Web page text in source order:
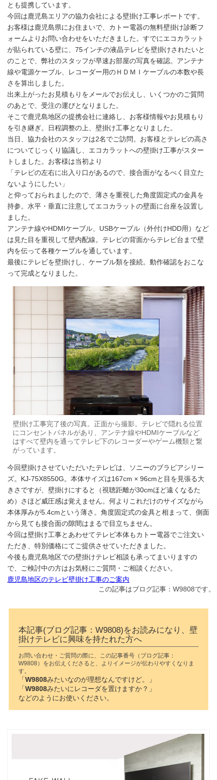
とも提携しています。
今回は鹿児島エリアの協力会社による壁掛け工事レポートです。
お客様は鹿児島県にお住まいで、カトー電器の無料壁掛け診断フ
ォームよりお問い合わせをいただきました。すでにエコカラット
が貼られている壁に、75インチの液晶テレビを壁掛けされたいと
のことで、弊社のスタッフが早速お部屋の写真を確認。アンテナ
線や電源ケーブル、レコーダー用のＨＤＭＩケーブルの本数や長
さを算出しました。
出来上がったお見積もりをメールでお伝えし、いくつかのご質問
のあとで、受注の運びとなりました。
そこで鹿児島地区の提携会社に連絡し、お客様情報やお見積もり
を引き継ぎ。日程調整の上、壁掛け工事となりました。
当日、協力会社のスタッフは2名でご訪問。お客様とテレビの高さ
についてじっくり協議し、エコカラットへの壁掛け工事がスター
トしました。お客様は当初より
「テレビの左右に出入り口があるので、接合面がなるべく目立た
ないようにしたい」
と仰っておられましたので、薄さを重視した角度固定式の金具を
持参。水平・垂直に注意してエコカラットの壁面に台座を設置し
ました。
アンテナ線やHDMIケーブル、USBケーブル（外付けHDD用）など
は見た目を重視して壁内配線。テレビの背面からテレビ台まで壁
内を伝って各種ケーブルを通しています。
最後にテレビを壁掛けし、ケーブル類を接続。動作確認をおこな
って完成となりました。
壁掛け工事完了後の写真。正面から撮影。テレビで隠れる位置
にコンセントパネルがあり、アンテナ線やHDMIケーブルなど
はすべて壁内を通ってテレビ下のレコーダーやゲーム機類と繋
がっています。
今回壁掛けさせていただいたテレビは、ソニーのブラビアシリー
ズ。KJ-75X8550G。本体サイズは167cm × 96cmと目を見張る大
きさですが、壁掛けにすると（視聴距離が30cmほど遠くなるた
め）さほど威圧感は覚えません。何よりこれだけのサイズながら
本体厚みが5.4cmという薄さ。角度固定式の金具と相まって、側面
から見ても接合面の隙間はまるで目立ちません。
今回は壁掛け工事とあわせてテレビ本体もカトー電器でご注文い
ただき、特別価格にてご提供させていただきました。
今後も鹿児島地区での壁掛けテレビ相談も承ってまいりますの
で、ご検討中の方はお気軽にご質問・ご相談ください。
鹿児島地区のテレビ壁掛け工事のご案内
この記事はブログ記事：W9808です。
本記事(ブログ記事：W9808)をお読みになり、壁
掛けテレビに興味を持たれた方へ
お問い合わせ・ご質問の際に、この記事番号（ブログ記事：
W9808）をお伝えくださると、よりイメージが伝わりやすくなりま
す。
「W9808みたいなのが理想なんですけど。」
「W9808みたいにレコーダを置けますか？」
などのようにお使いください。